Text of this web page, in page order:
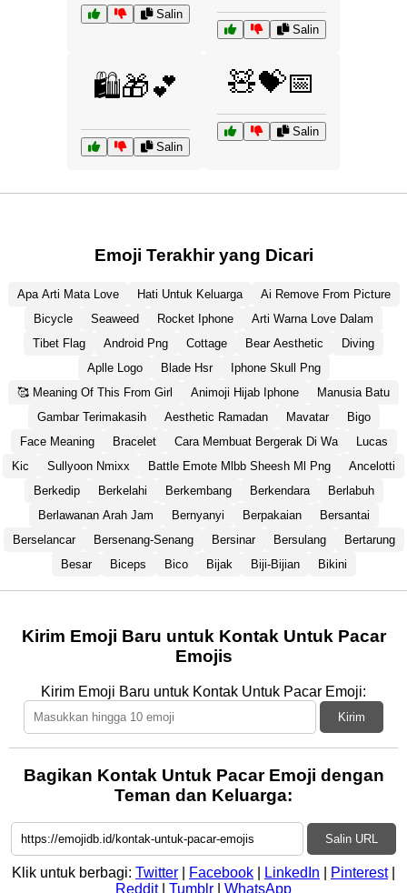
Salin
Salin
🛍️🎁💕
Salin
🧸💝📅
Salin
Emoji Terakhir yang Dicari
Apa Arti Mata Love Hati Untuk Keluarga
Ai Remove From Picture
Bicycle
Seaweed Rocket Iphone
Arti Warna Love Dalam
Tibet Flag
Android Png Cottage Bear Aesthetic
Diving
Aplle Logo
Blade Hsr
Iphone Skull Png
🥰 Meaning Of This From Girl
Animoji Hijab Iphone
Manusia Batu
Gambar Terimakasih
Aesthetic Ramadan Mavatar
Bigo
Face Meaning
Bracelet Cara Membuat Bergerak Di Wa
Lucas
Kic
Sullyoon Nmixx Battle Emote Mlbb Sheesh Ml Png
Ancelotti
Berkedip
Berkelahi Berkembang Berkendara
Berlabuh
Berlawanan Arah Jam
Bernyanyi Berpakaian
Bersantai
Berselancar
Bersenang-Senang Bersinar Bersulang
Bertarung
Besar
Biceps Bico Bijak Biji-Bijian Bikini
Kirim Emoji Baru untuk Kontak Untuk Pacar
Emojis
Kirim Emoji Baru untuk Kontak Untuk Pacar Emoji:
Kirim
Bagikan Kontak Untuk Pacar Emoji dengan
Teman dan Keluarga:
Salin URL
Klik untuk berbagi: Twitter Facebook LinkedIn Pinterest|
Reddit| Tumblr WhatsApp